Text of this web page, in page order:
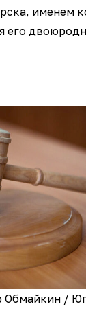
именем
его
Обмайкин /